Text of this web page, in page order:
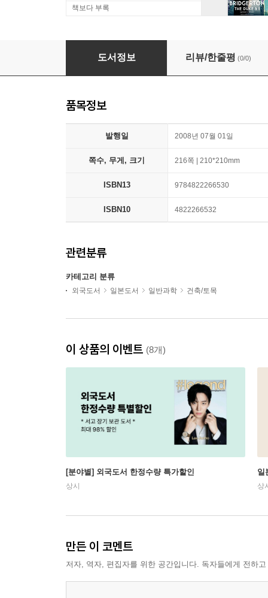
책보다 부록
昭和モダン建築巡禮 東日本編
도서정보 리뷰/한줄평 (0/0)
품목정보
발행일 2008년 07월 01일
쪽수, 무게, 크기 216쪽 | 210*210mm
ISBN13 9784822266530
ISBN10 4822266532
관련분류
카테고리 분류
외국도서 일본도서 일반과학 건축/토목
이 상품의 이벤트 (8개)
[분야별] 외국도서 한정수량 특가할인
상시
일
상
만든 이 코멘트
저자, 역자, 편집자를 위한 공간입니다. 독자들에게 전하